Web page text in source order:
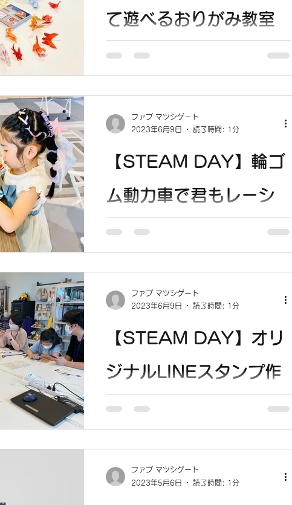
て遊べるおりがみ教室
を実施しました。
STEAM DAY では、 折り紙マスター三原
竜馬さん による、おりがみ教室を開催し
ます。 日 時：5月21日（日）10：00〜
ングスペース...
【STEAM DAY】輪ゴ
ム動力車で君もレーシ
ングドライバー!!を実施
付：5月21日(日） 会 場：マツシゲート2
階 コワーキングスペース 時 間：13：
00〜15：00 定 員：5組(1組3名程度）
ファブ マツシゲート
2023年6月9日
読了時間: 1分
【STEAM DAY】オリ
ジナルLINEスタンプ作
りを実施しまし
付：5月21日(日） 場 所：マツシゲート2
階 ファブスペース 時 間：10：00〜
12：00 参加費：500円（スマホ1台あた
ファブ マツシゲート
2023年6月9日
読了時間: 1分
ファブ マツシゲート
2023年5月6日
読了時間: 1分